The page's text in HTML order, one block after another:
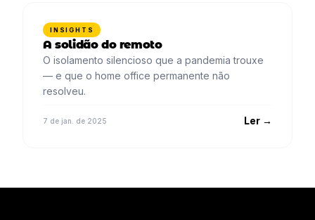
INSIGHTS
A solidão do remoto
O isolamento silencioso que a pandemia trouxe
— e que o home office permanente não
resolveu.
7 de jan. de 2025 Ler →